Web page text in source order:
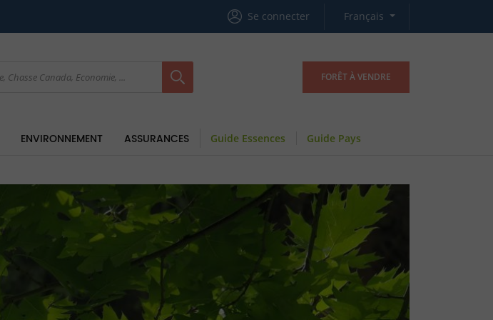
Se connecter Français
FORÊT À VENDRE
ENVIRONNEMENT ASSURANCES Guide Essences Guide Pays